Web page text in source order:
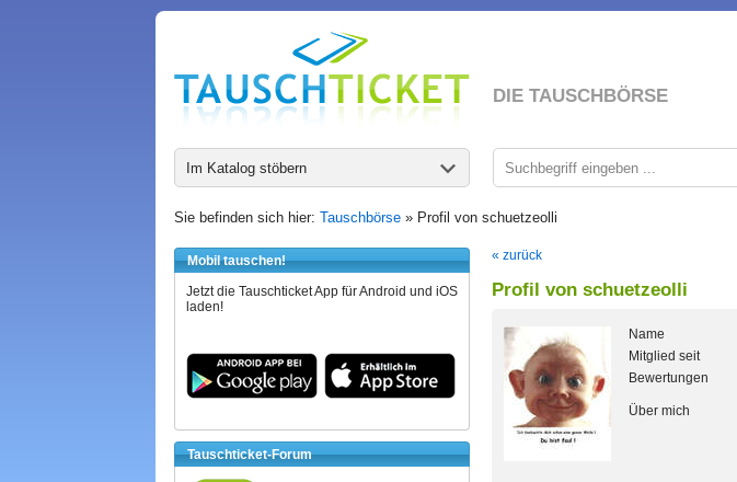
DIE TAUSCHBÖRSE
Im Katalog stöbern
Sie befinden sich hier: Tauschbörse » Profil von schuetzeolli
Mobil tauschen!
Jetzt die Tauschticket App für Android und iOS
laden!
Tauschticket-Forum
« zurück
Profil von schuetzeolli
Name
Mitglied seit
Bewertungen
Über mich